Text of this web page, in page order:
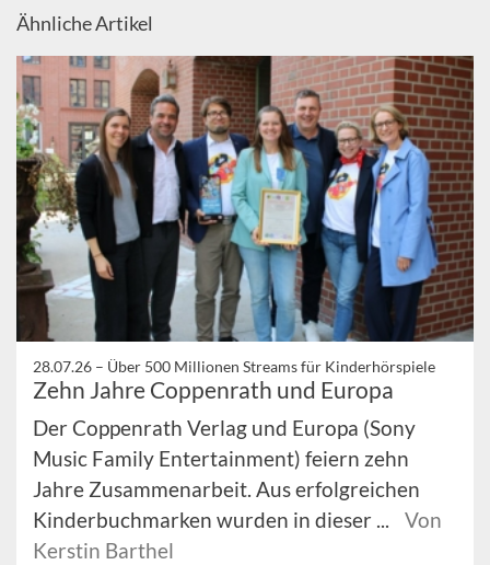
Ähnliche Artikel
28.07.26 – Über 500 Millionen Streams für Kinderhörspiele
Zehn Jahre Coppenrath und Europa
Der Coppenrath Verlag und Europa (Sony
Music Family Entertainment) feiern zehn
Jahre Zusammenarbeit. Aus erfolgreichen
Kinderbuchmarken wurden in dieser ...
Von
Kerstin Barthel